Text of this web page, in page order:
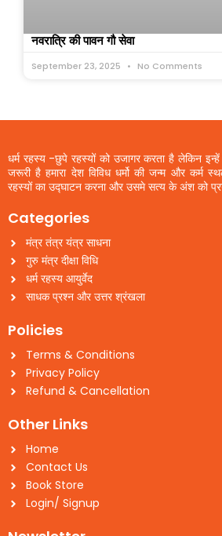
नवरात्रि की पावन गौ सेवा
September 23, 2025 No Comments
धर्म रहस्य -छुपे रहस्यों को उजागर करता है लेकिन इन्हें
जरूरी है हमारा देश विविध धर्मो की जन्म और कर्म
रहस्यों का उद्घाटन करना और उसमे सत्य के अंश को
Categories
मंत्र तंत्र यंत्र साधना
गुरु मंत्र दीक्षा विधि
धर्म रहस्य आयुर्वेद
साधक प्रश्न और उत्तर श्रंखला
Policies
Terms & Conditions
Privacy Policy
Refund & Cancellation
Other Links
Home
Contact Us
Book Store
Login/ Signup